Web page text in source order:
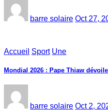
barre solaire Oct 27,
Accueil Sport Une
Mondial 2026 : Pape Thiaw
barre solaire Oct 2,